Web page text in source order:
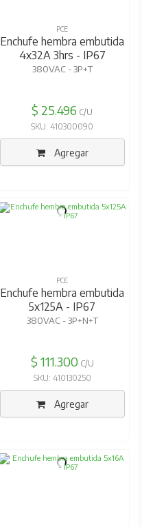
PCE
Enchufe hembra embutida
4x32A 3hrs - IP67
380VAC - 3P+T
$ 25.496 C/U
SKU: 410300090
Agregar
PCE
Enchufe hembra embutida
5x125A - IP67
380VAC - 3P+N+T
$ 111.300C/U
SKU: 410130250
Agregar